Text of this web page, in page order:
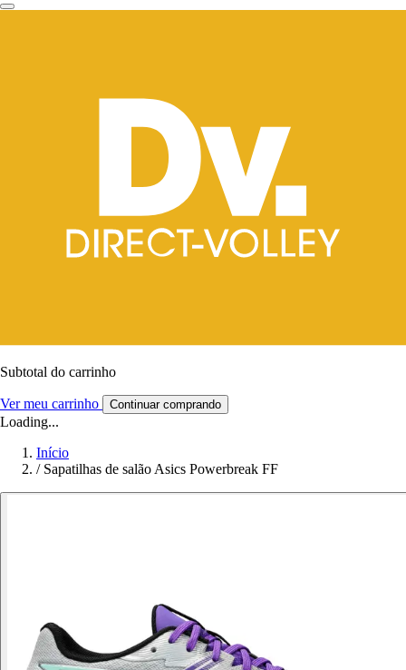
Subtotal do carrinho
Ver meu carrinho Continuar comprando
Loading...
Início
/ Sapatilhas de salão Asics Powerbreak FF